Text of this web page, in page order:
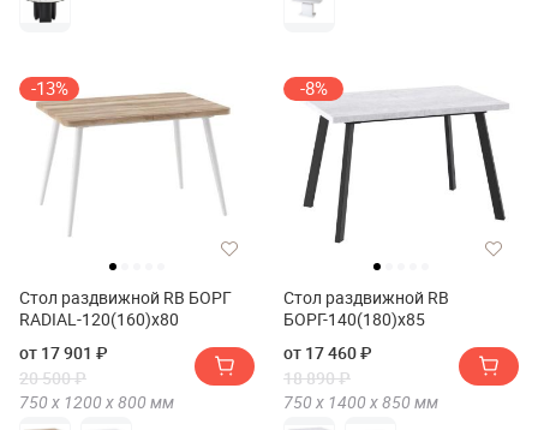
-13%
Стол раздвижной RB БОРГ
RADIAL-120(160)х80
от 17 901 ₽
20 500 ₽
750 х 1200 х800 мм
-8%
Стол раздвижной RB
БОРГ-140(180)х85
от 17 460 ₽
18 890 ₽
750 х 1400 х850 мм